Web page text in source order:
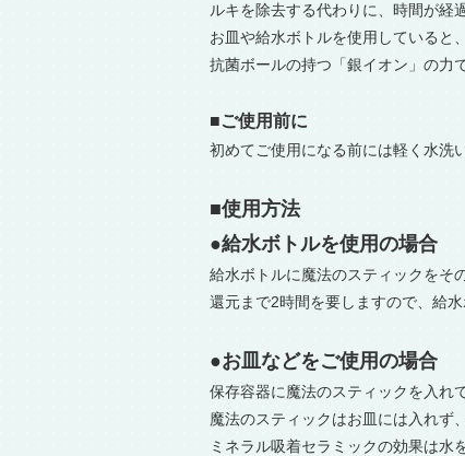
ルキを除去する代わりに、時間が経
お皿や給水ボトルを使用していると
抗菌ボールの持つ「銀イオン」の力
■ご使用前に
初めてご使用になる前には軽く水洗
■使用方法
●給水ボトルを使用の場合
給水ボトルに魔法のスティックをそ
還元まで2時間を要しますので、給
●お皿などをご使用の場合
保存容器に魔法のスティックを入れ
魔法のスティックはお皿には入れず
ミネラル吸着セラミックの効果は水